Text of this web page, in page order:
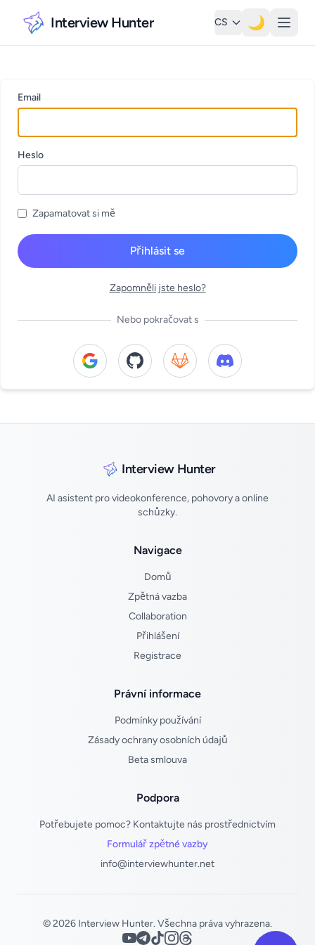
Interview Hunter CS 🌙
Email
Heslo
Zapamatovat si mě
Přihlásit se
Zapomněli jste heslo?
Nebo pokračovat s
Continue with Google
Continue with GitHub
Continue with GitLab
Continue with
Interview Hunter
AI asistent pro videokonference, pohovory a online
schůzky.
Navigace
Domů
Zpětná vazba
Collaboration
Přihlášení
Registrace
Právní informace
Podmínky používání
Zásady ochrany osobních údajů
Beta smlouva
Podpora
Potřebujete pomoc? Kontaktujte nás prostřednictvím
Formulář zpětné vazby
info@interviewhunter.net
© 2026 Interview Hunter. Všechna práva vyhrazena.